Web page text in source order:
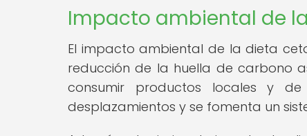
Impacto ambiental de
El impacto ambiental de la dieta
reducción de la huella de carbono
consumir productos locales y
desplazamientos y se fomenta un